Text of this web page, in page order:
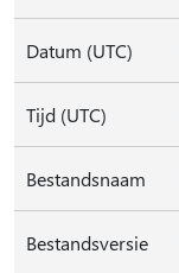
Datum (UTC)
Tijd (UTC)
Bestandsnaam
Bestandsversie